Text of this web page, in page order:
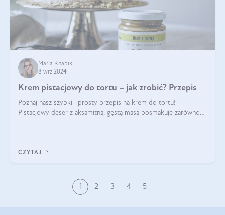
Maria Knapik
8 wrz 2024
Krem pistacjowy do tortu – jak zrobić? Przepis
Poznaj nasz szybki i prosty przepis na krem do tortu!
Pistacjowy deser z aksamitną, gęstą masą posmakuje zarówno
CZYTAJ
1 2 3 4 5